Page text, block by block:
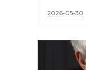
2026-05-30